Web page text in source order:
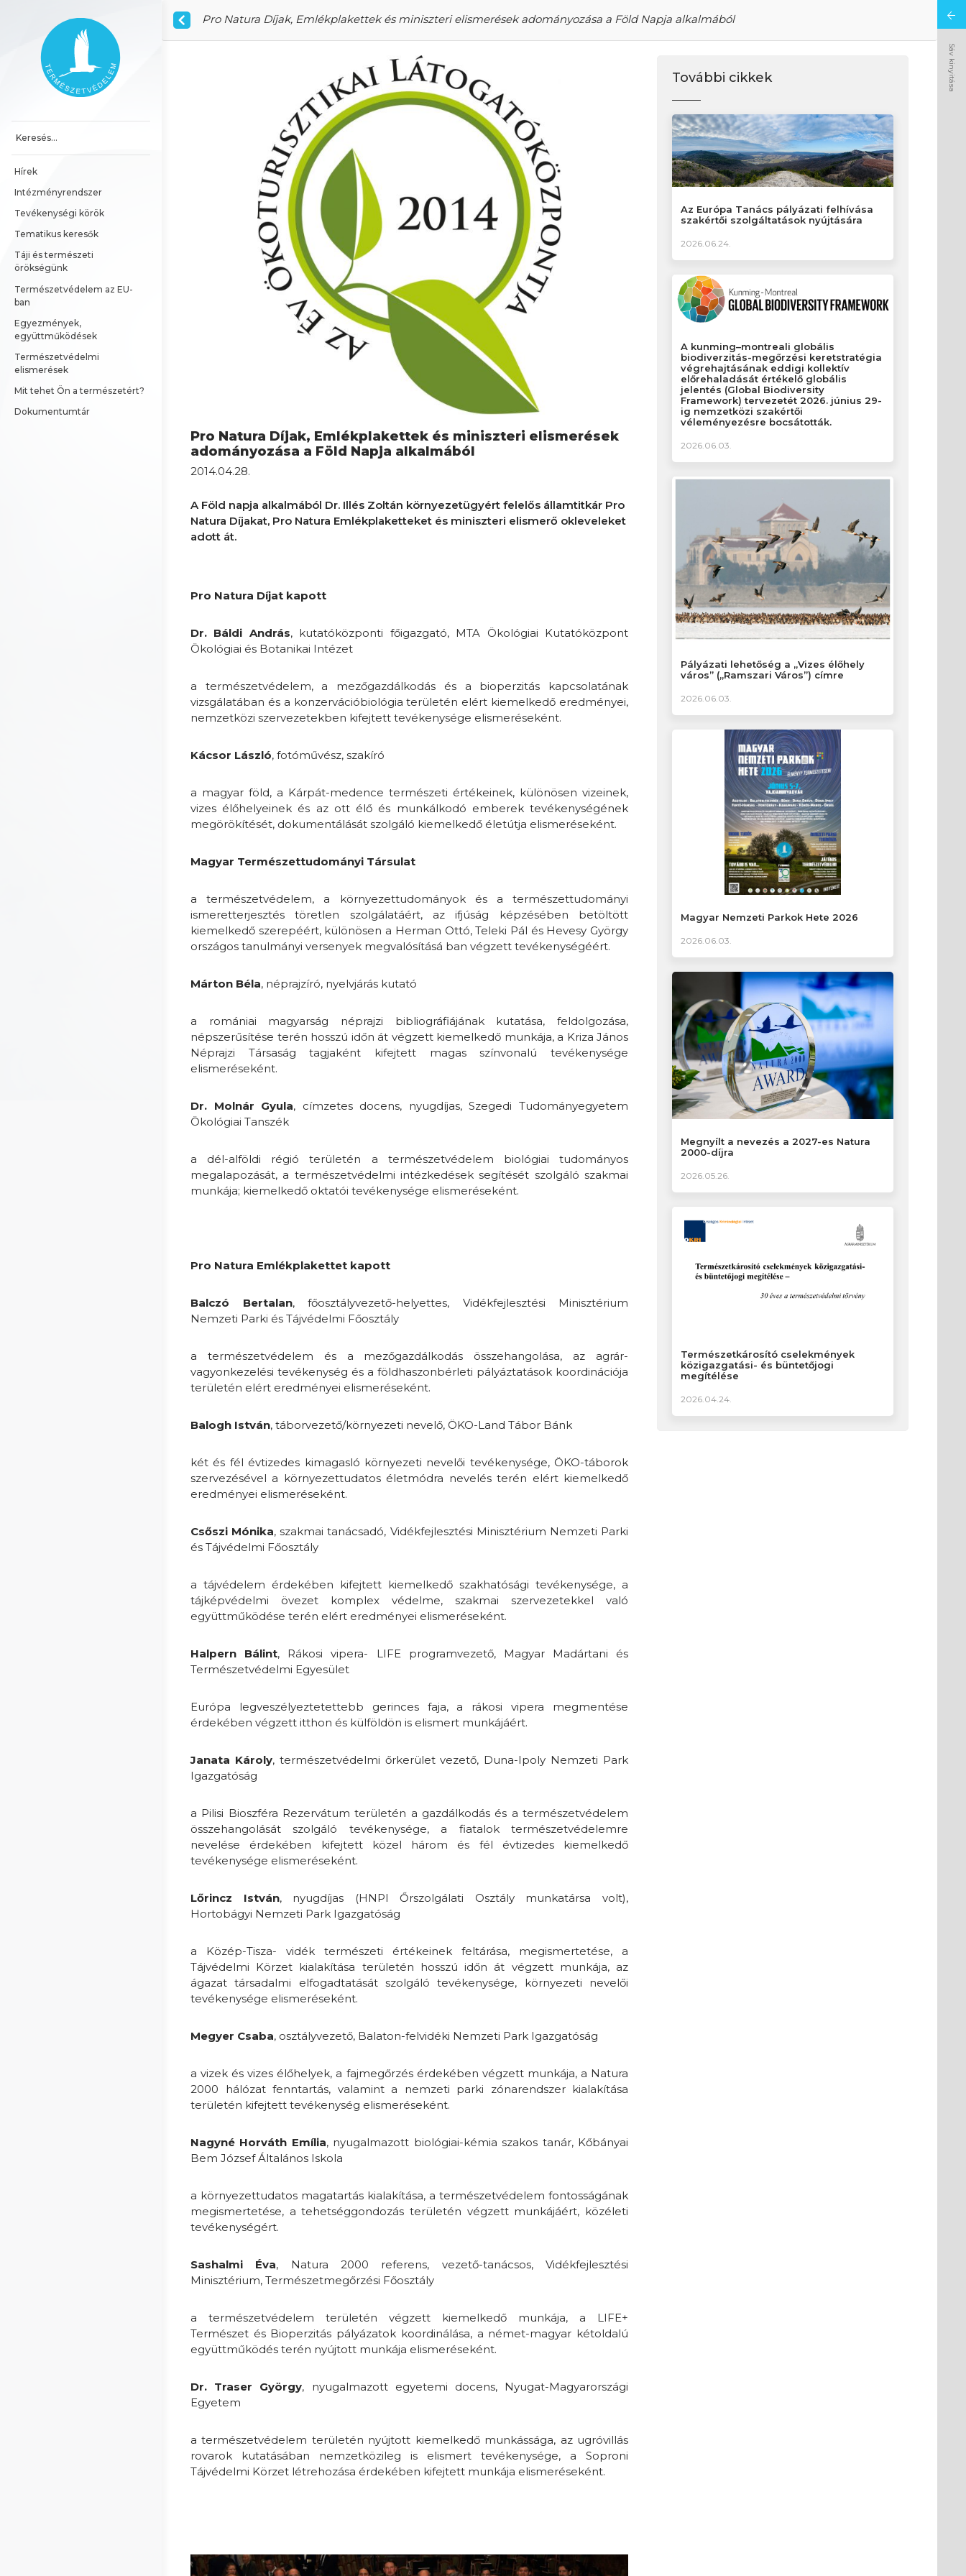
Főoldal
Hírek
Intézményrendszer
Tevékenységi körök
Tematikus keresők
Táji és természeti
örökségünk
Természetvédelem az EU-
ban
Egyezmények,
együttműködések
Természetvédelmi
elismerések
Mit tehet Ön a természetért?
Dokumentumtár
Pro Natura Díjak, Emlékplakettek és miniszteri elismerések adományozása a Föld Napja alkalmából
Pro Natura Díjak, Emlékplakettek és miniszteri elismerések
adományozása a Föld Napja alkalmából
2014.04.28.
A Föld napja alkalmából Dr. Illés Zoltán környezetügyért felelős államtitkár Pro
Natura Díjakat, Pro Natura Emlékplaketteket és miniszteri elismerő okleveleket
adott át.
Pro Natura Díjat kapott
Dr. Báldi András, kutatóközponti főigazgató, MTA Ökológiai Kutatóközpont
Ökológiai és Botanikai Intézet
a természetvédelem, a mezőgazdálkodás és a bioperzitás kapcsolatának
vizsgálatában és a konzervációbiológia területén elért kiemelkedő eredményei,
nemzetközi szervezetekben kifejtett tevékenysége elismeréseként.
Kácsor László, fotóművész, szakíró
a magyar föld, a Kárpát-medence természeti értékeinek, különösen vizeinek,
vizes élőhelyeinek és az ott élő és munkálkodó emberek tevékenységének
megörökítését, dokumentálását szolgáló kiemelkedő életútja elismeréseként.
Magyar Természettudományi Társulat
a természetvédelem, a környezettudományok és a természettudományi
ismeretterjesztés töretlen szolgálatáért, az ifjúság képzésében betöltött
kiemelkedő szerepéért, különösen a Herman Ottó, Teleki Pál és Hevesy György
országos tanulmányi versenyek megvalósításá ban végzett tevékenységéért.
Márton Béla, néprajzíró, nyelvjárás kutató
a romániai magyarság néprajzi bibliográfiájának kutatása, feldolgozása,
népszerűsítése terén hosszú időn át végzett kiemelkedő munkája, a Kriza János
Néprajzi Társaság tagjaként kifejtett magas színvonalú tevékenysége
elismeréseként.
Dr. Molnár Gyula, címzetes docens, nyugdíjas, Szegedi Tudományegyetem
Ökológiai Tanszék
a dél-alföldi régió területén a természetvédelem biológiai tudományos
megalapozását, a természetvédelmi intézkedések segítését szolgáló szakmai
munkája; kiemelkedő oktatói tevékenysége elismeréseként.
Pro Natura Emlékplakettet kapott
Balczó Bertalan, főosztályvezető-helyettes, Vidékfejlesztési Minisztérium
Nemzeti Parki és Tájvédelmi Főosztály
a természetvédelem és a mezőgazdálkodás összehangolása, az agrár-
vagyonkezelési tevékenység és a földhaszonbérleti pályáztatások koordinációja
területén elért eredményei elismeréseként.
Balogh István, táborvezető/környezeti nevelő, ÖKO-Land Tábor Bánk
két és fél évtizedes kimagasló környezeti nevelői tevékenysége, ÖKO-táborok
szervezésével a környezettudatos életmódra nevelés terén elért kiemelkedő
eredményei elismeréseként.
Csőszi Mónika, szakmai tanácsadó, Vidékfejlesztési Minisztérium Nemzeti Parki
és Tájvédelmi Főosztály
a tájvédelem érdekében kifejtett kiemelkedő szakhatósági tevékenysége, a
tájképvédelmi övezet komplex védelme, szakmai szervezetekkel való
együttműködése terén elért eredményei elismeréseként.
Halpern Bálint, Rákosi vipera- LIFE programvezető, Magyar Madártani és
Természetvédelmi Egyesület
Európa legveszélyeztetettebb gerinces faja, a rákosi vipera megmentése
érdekében végzett itthon és külföldön is elismert munkájáért.
Janata Károly, természetvédelmi őrkerület vezető, Duna-Ipoly Nemzeti Park
Igazgatóság
a Pilisi Bioszféra Rezervátum területén a gazdálkodás és a természetvédelem
összehangolását szolgáló tevékenysége, a fiatalok természetvédelemre
nevelése érdekében kifejtett közel három és fél évtizedes kiemelkedő
tevékenysége elismeréseként.
Lőrincz István, nyugdíjas (HNPI Őrszolgálati Osztály munkatársa volt),
Hortobágyi Nemzeti Park Igazgatóság
a Közép-Tisza- vidék természeti értékeinek feltárása, megismertetése, a
Tájvédelmi Körzet kialakítása területén hosszú időn át végzett munkája, az
ágazat társadalmi elfogadtatását szolgáló tevékenysége, környezeti nevelői
tevékenysége elismeréseként.
Megyer Csaba, osztályvezető, Balaton-felvidéki Nemzeti Park Igazgatóság
a vizek és vizes élőhelyek, a fajmegőrzés érdekében végzett munkája, a Natura
2000 hálózat fenntartás, valamint a nemzeti parki zónarendszer kialakítása
területén kifejtett tevékenység elismeréseként.
Nagyné Horváth Emília, nyugalmazott biológiai-kémia szakos tanár, Kőbányai
Bem József Általános Iskola
a környezettudatos magatartás kialakítása, a természetvédelem fontosságának
megismertetése, a tehetséggondozás területén végzett munkájáért, közéleti
tevékenységért.
Sashalmi Éva, Natura 2000 referens, vezető-tanácsos, Vidékfejlesztési
Minisztérium, Természetmegőrzési Főosztály
a természetvédelem területén végzett kiemelkedő munkája, a LIFE+
Természet és Bioperzitás pályázatok koordinálása, a német-magyar kétoldalú
együttműködés terén nyújtott munkája elismeréseként.
Dr. Traser György, nyugalmazott egyetemi docens, Nyugat-Magyarországi
Egyetem
a természetvédelem területén nyújtott kiemelkedő munkássága, az ugróvillás
rovarok kutatásában nemzetközileg is elismert tevékenysége, a Soproni
Tájvédelmi Körzet létrehozása érdekében kifejtett munkája elismeréseként.
További cikkek
Az Európa Tanács pályázati felhívása
szakértői szolgáltatások nyújtására
2026.06.24.
A kunming–montreali globális
biodiverzitás-megőrzési keretstratégia
végrehajtásának eddigi kollektív
előrehaladását értékelő globális
jelentés (Global Biodiversity
Framework) tervezetét 2026. június 29-
ig nemzetközi szakértői
véleményezésre bocsátották.
2026.06.03.
Pályázati lehetőség a „Vizes élőhely
város” („Ramszari Város”) címre
2026.06.03.
Magyar Nemzeti Parkok Hete 2026
2026.06.03.
Megnyílt a nevezés a 2027-es Natura
2000-díjra
2026.05.26.
Természetkárosító cselekmények
közigazgatási- és büntetőjogi
megítélése
2026.04.24.
Sáv kinyitása